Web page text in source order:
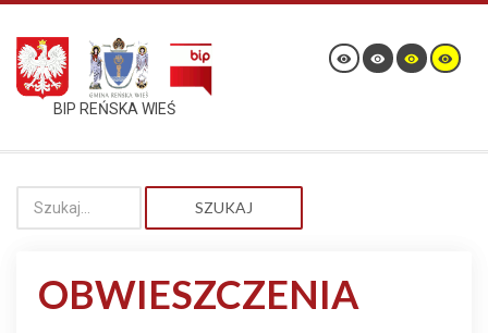
BIP REŃSKA WIEŚ
SZUKAJ
OBWIESZCZENIA